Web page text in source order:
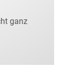
ganz